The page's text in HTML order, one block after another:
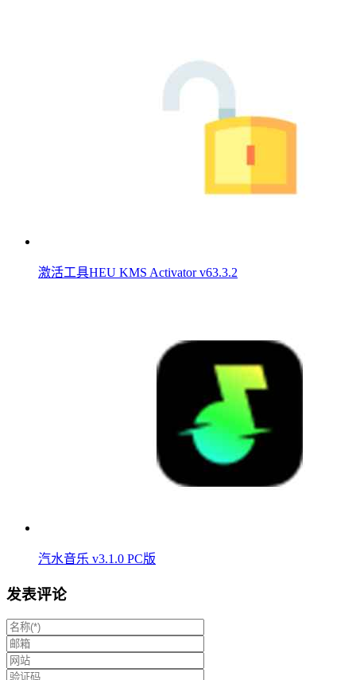
激活工具HEU KMS Activator v63.3.2
汽水音乐 v3.1.0 PC版
发表评论